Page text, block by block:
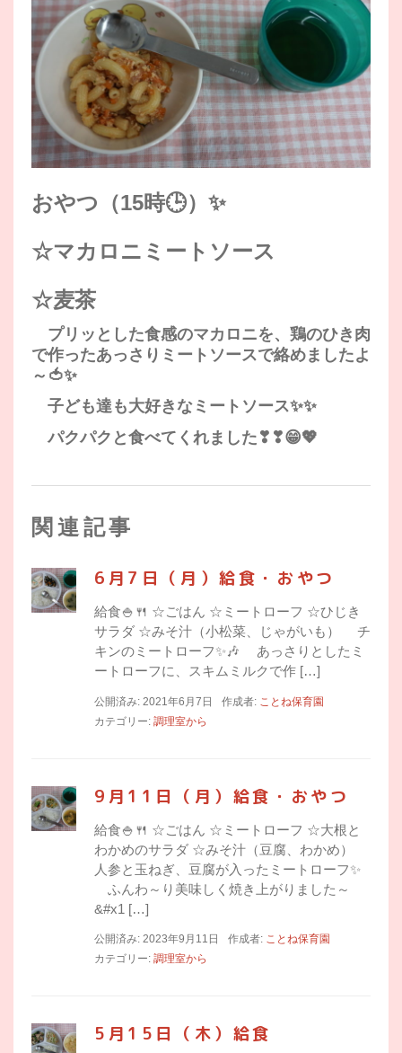
おやつ（15時🕒）✨
☆マカロニミートソース
☆麦茶
プリッとした食感のマカロニを、鶏のひき肉
で作ったあっさりミートソースで絡めましたよ
～🍅✨
子ども達も大好きなミートソース✨✨
パクパクと食べてくれました❣❣😁💖
関連記事
6月7日（月）給食・おやつ
給食🍚🍴 ☆ごはん ☆ミートローフ ☆ひじき
サラダ ☆みそ汁（小松菜、じゃがいも） チ
キンのミートローフ✨🎶 あっさりとしたミ
ートローフに、スキムミルクで作 […]
公開済み: 2021年6月7日 作成者: ことね保育園
カテゴリー: 調理室から
9月11日（月）給食・おやつ
給食🍚🍴 ☆ごはん ☆ミートローフ ☆大根と
わかめのサラダ ☆みそ汁（豆腐、わかめ）
人参と玉ねぎ、豆腐が入ったミートローフ✨
ふんわ～り美味しく焼き上がりました～
&#x1 […]
公開済み: 2023年9月11日 作成者: ことね保育園
カテゴリー: 調理室から
5月15日（木）給食